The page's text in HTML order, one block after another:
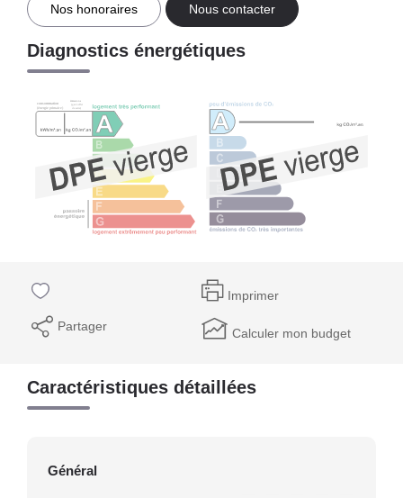
Nos honoraires Nous contacter
Diagnostics énergétiques
Imprimer
Partager Calculer mon budget
Caractéristiques détaillées
Général